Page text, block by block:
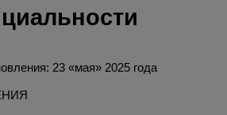
23 «мая» 2025 года